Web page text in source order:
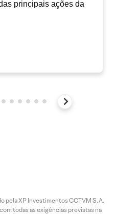
principais ações da
pela XP Investimentos CCTVM S.A.
todas as exigências previstas na